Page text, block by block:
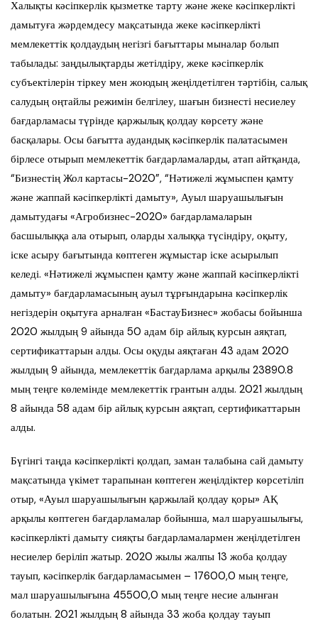
Халықты кәсіпкерлік қызметке тарту және жеке кәсіпкерлікті
дамытуға жәрдемдесу мақсатында жеке кәсіпкерлікті
мемлекеттік қолдаудың негізгі бағыттары мыналар болып
табылады: заңдылықтарды жетілдіру, жеке кәсіпкерлік
субъектілерін тіркеу мен жоюдың жеңілдетілген тәртібін, салық
салудың оңтайлы режимін белгілеу, шағын бизнесті несиелеу
бағдарламасы түрінде қаржылық қолдау көрсету және
басқалары. Осы бағытта аудандық кәсіпкерлік палатасымен
бірлесе отырып мемлекеттік бағдарламаларды, атап айтқанда,
“Бизнестің Жол картасы-2020”, “Нәтижелі жұмыспен қамту
және жаппай кәсіпкерлікті дамыту», Ауыл шаруашылығын
дамытудағы «Агробизнес-2020» бағдарламаларын
басшылыққа ала отырып, оларды халыққа түсіндіру, оқыту,
іске асыру бағытында көптеген жұмыстар іске асырылып
келеді. «Нәтижелі жұмыспен қамту және жаппай кәсіпкерлікті
дамыту» бағдарламасының ауыл тұрғындарына кәсіпкерлік
негіздерін оқытуға арналған «БастауБизнес» жобасы бойынша
2020 жылдың 9 айында 50 адам бір айлық курсын аяқтап,
сертификаттарын алды. Осы оқуды аяқтаған 43 адам 2020
жылдың 9 айында, мемлекеттік бағдарлама арқылы 23890.8
мың теңге көлемінде мемлекеттік грантын алды. 2021 жылдың
8 айында 58 адам бір айлық курсын аяқтап, сертификаттарын
алды.
Бүгінгі таңда кәсіпкерлікті қолдап, заман талабына сай дамыту
мақсатында үкімет тарапынан көптеген жеңілдіктер көрсетіліп
отыр, «Ауыл шаруашылығын қаржылай қолдау қоры» АҚ
арқылы көптеген бағдарламалар бойынша, мал шаруашылығы,
кәсіпкерлікті дамыту сияқты бағдарламалармен жеңілдетілген
несиелер беріліп жатыр. 2020 жылы жалпы 13 жоба қолдау
тауып, кәсіпкерлік бағдарламасымен – 17600,0 мың теңге,
мал шаруашылығына 45500,0 мың теңге несие алынған
болатын. 2021 жылдың 8 айында 33 жоба қолдау тауып